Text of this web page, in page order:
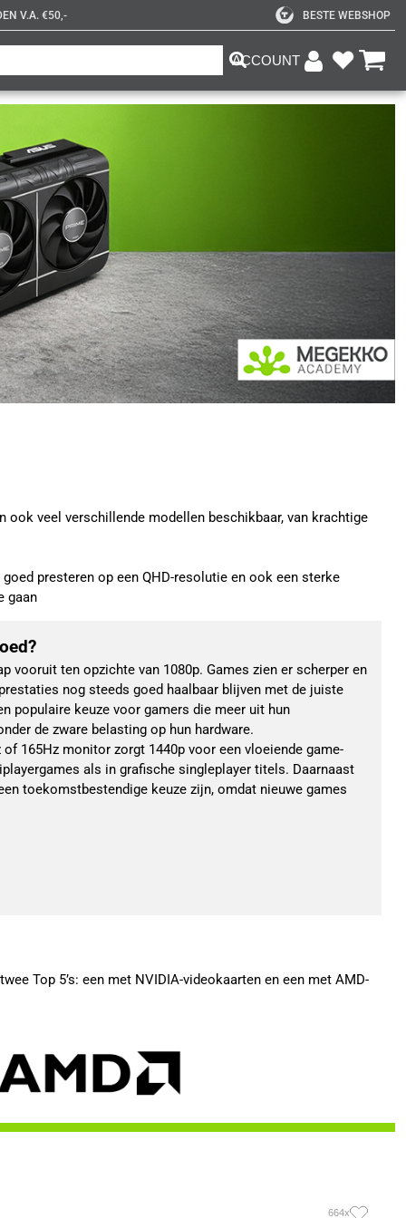
V.A. €50,- BESTE WEBSHOP
ACCOUNT
ook veel verschillende modellen beschikbaar, van krachtige
presteren op een QHD-resolutie en ook een sterke
gaan
vooruit ten opzichte van 1080p. Games zien er scherper en
nog steeds goed haalbaar blijven met de juiste
populaire keuze voor gamers die meer uit hun
de zware belasting op hun hardware.
165Hz monitor zorgt 1440p voor een vloeiende game-
als in grafische singleplayer titels. Daarnaast
toekomstbestendige keuze zijn, omdat nieuwe games
Top 5’s: een met NVIDIA-videokaarten en een met AMD-
664x